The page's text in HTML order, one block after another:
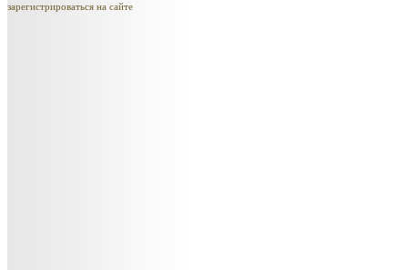
зарегистрироваться на сайте